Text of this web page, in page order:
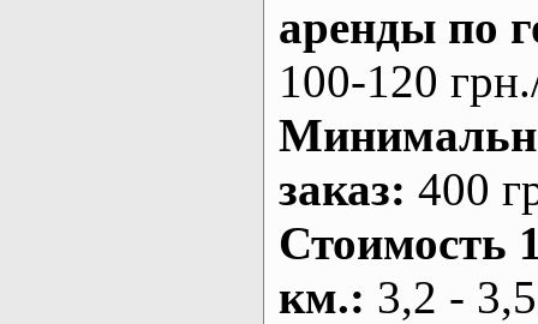
аренды по
100-120
заказ: 400
Стоимость
км.: 3,2 -